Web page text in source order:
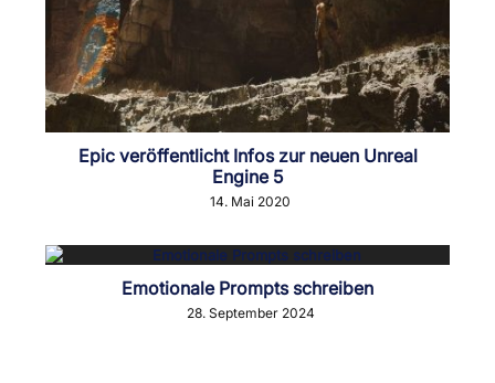
Epic veröffentlicht Infos zur neuen Unreal
Engine 5
14. Mai 2020
Emotionale Prompts schreiben
28. September 2024